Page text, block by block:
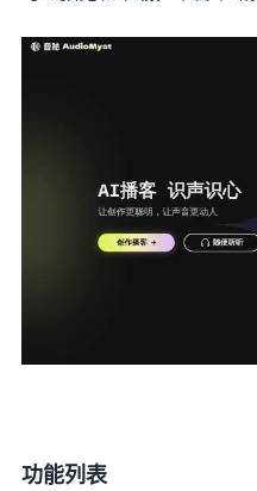
功能列表